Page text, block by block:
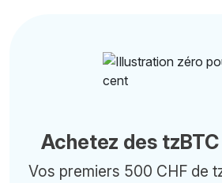
Achetez des
Vos premiers 500 CHF de